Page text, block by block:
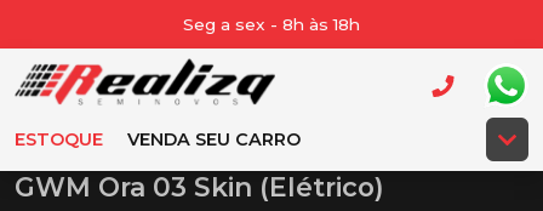
Seg a sex - 8h às 18h
ESTOQUE VENDA SEU CARRO
GWM Ora 03 Skin (Elétrico)